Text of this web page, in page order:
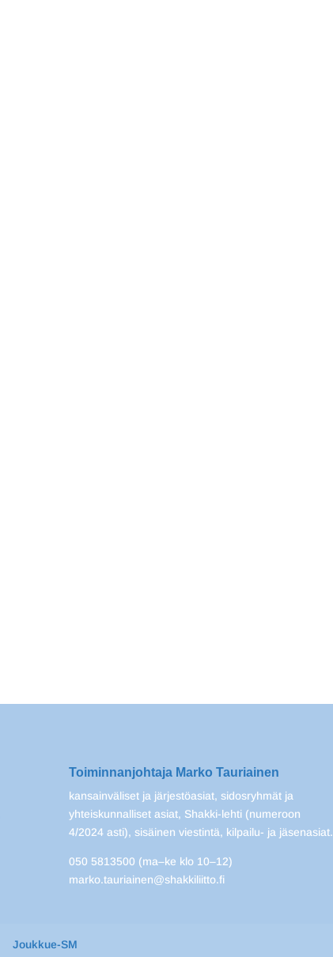
Toiminnanjohtaja Marko Tauriainen
kansainväliset ja järjestöasiat, sidosryhmät ja
yhteiskunnalliset asiat, Shakki-lehti (numeroon
4/2024 asti), sisäinen viestintä, kilpailu- ja jäsenasiat.
050 5813500 (ma–ke klo 10–12)
marko.tauriainen@shakkiliitto.fi
Joukkue-SM